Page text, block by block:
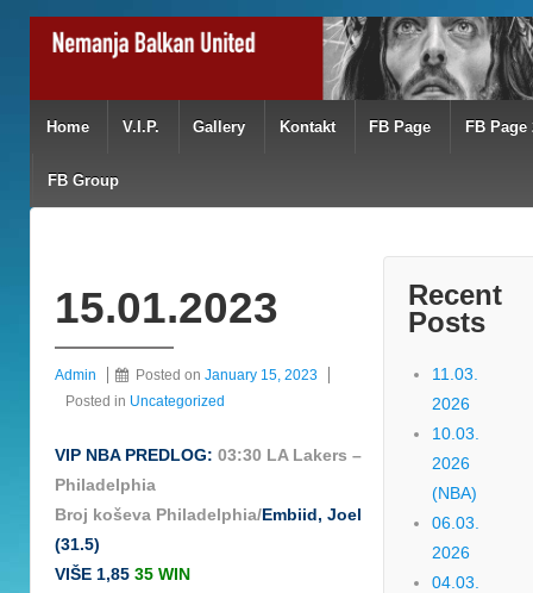
Home V.I.P. Gallery Kontakt FB Page FB Page
FB Group
15.01.2023
Admin Posted on January 15, 2023
Posted in Uncategorized
VIP NBA PREDLOG: 03:30 LA Lakers –
Philadelphia
Broj koševa Philadelphia/Embiid, Joel
(31.5)
VIŠE 1,85 35 WIN
Recent
Posts
11.03.
2026
10.03.
2026
(NBA)
06.03.
2026
04.03.